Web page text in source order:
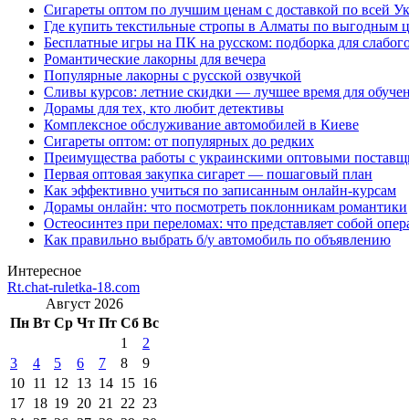
Сигареты оптом по лучшим ценам с доставкой по всей
Где купить текстильные стропы в Алматы по выгодным
Бесплатные игры на ПК на русском: подборка для
Романтические лакорны для вечера
Популярные лакорны с русской озвучкой
Сливы курсов: летние скидки — лучшее время для
Дорамы для тех, кто любит детективы
Комплексное обслуживание автомобилей в Киеве
Сигареты оптом: от популярных до редких
Преимущества работы с украинскими оптовыми
Первая оптовая закупка сигарет — пошаговый план
Как эффективно учиться по записанным онлайн-курсам
Дорамы онлайн: что посмотреть поклонникам романтики
Остеосинтез при переломах: что представляет собой
Как правильно выбрать б/у автомобиль по объявлению
Интересное
Rt.chat-ruletka-18.com
Август 2026
Пн Вт Ср Чт Пт Сб Вс
1
2
3
4 5 6 7 8
9
10 11 12 13 14 15 16
17 18 19 20 21 22 23